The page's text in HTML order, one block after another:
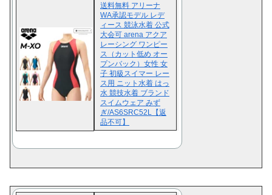
送料無料 アリーナ
WA承認モデル レデ
ィース 競泳水着 公式
大会可 arena アクア
レーシング ワンピー
ス（カット低め オー
プンバック）女性 女
子 初級スイマー レー
ス用 ニット水着 はっ
水 競技水着 ブランド
スイムウェア みず
ぎ/AS6SRC52L【返
品不可】